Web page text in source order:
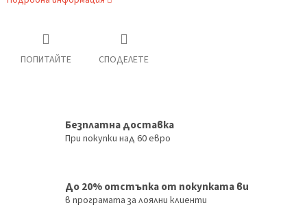
ПОПИТАЙТЕ СПОДЕЛЕТЕ
Безплатна доставка
При покупки над 60 евро
До 20% отстъпка от покупката ви
в програмата за лоялни клиенти